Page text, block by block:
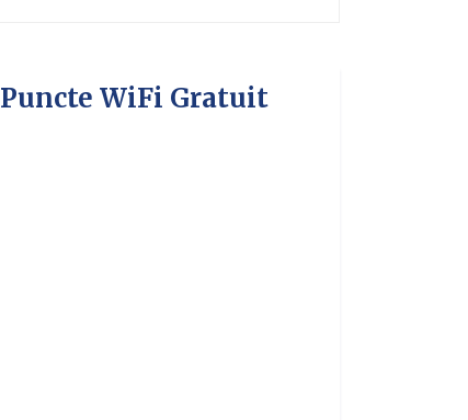
Puncte WiFi Gratuit